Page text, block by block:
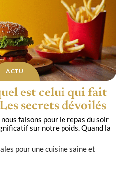
ACTU
est celui qui fait
secrets dévoilés
faisons pour le repas du soir
sur notre poids. Quand la